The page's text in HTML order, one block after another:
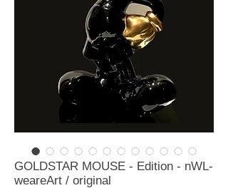
GOLDSTAR MOUSE - Edition - nWL-
weareArt / original